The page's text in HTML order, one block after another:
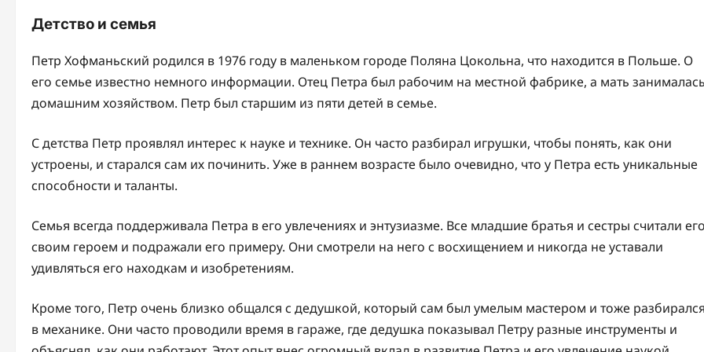
Детство и семья
Петр Хофманьский родился в 1976 году в маленьком городе Поляна Цокольна, что находится в Польше. О
его семье известно немного информации. Отец Петра был рабочим на местной фабрике, а мать занималась
домашним хозяйством. Петр был старшим из пяти детей в семье.
С детства Петр проявлял интерес к науке и технике. Он часто разбирал игрушки, чтобы понять, как они
устроены, и старался сам их починить. Уже в раннем возрасте было очевидно, что у Петра есть уникальные
способности и таланты.
Семья всегда поддерживала Петра в его увлечениях и энтузиазме. Все младшие братья и сестры считали его
своим героем и подражали его примеру. Они смотрели на него с восхищением и никогда не уставали
удивляться его находкам и изобретениям.
Кроме того, Петр очень близко общался с дедушкой, который сам был умелым мастером и тоже разбирался
в механике. Они часто проводили время в гараже, где дедушка показывал Петру разные инструменты и